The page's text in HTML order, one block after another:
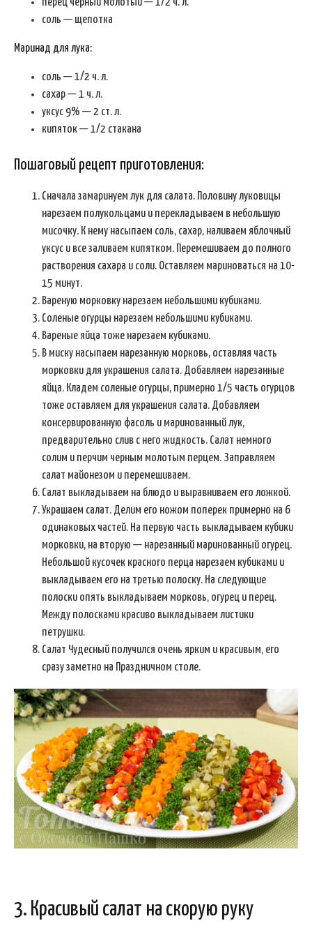
перец черный молотый — 1/2 ч. л.
соль — щепотка
Маринад для лука:
соль — 1/2 ч. л.
сахар — 1 ч. л.
уксус 9% — 2 ст. л.
кипяток — 1/2 стакана
Пошаговый рецепт приготовления:
Сначала замаринуем лук для салата. Половину луковицы
нарезаем полукольцами и перекладываем в небольшую
мисочку. К нему насыпаем соль, сахар, наливаем яблочный
уксус и все заливаем кипятком. Перемешиваем до полного
растворения сахара и соли. Оставляем мариноваться на 10-
15 минут.
Вареную морковку нарезаем небольшими кубиками.
Соленые огурцы нарезаем небольшими кубиками.
Вареные яйца тоже нарезаем кубиками.
В миску насыпаем нарезанную морковь, оставляя часть
морковки для украшения салата. Добавляем нарезанные
яйца. Кладем соленые огурцы, примерно 1/5 часть огурцов
тоже оставляем для украшения салата. Добавляем
консервированную фасоль и маринованный лук,
предварительно слив с него жидкость. Салат немного
солим и перчим черным молотым перцем. Заправляем
салат майонезом и перемешиваем.
Салат выкладываем на блюдо и выравниваем его ложкой.
Украшаем салат. Делим его ножом поперек примерно на 6
одинаковых частей. На первую часть выкладываем кубики
морковки, на вторую — нарезанный маринованный огурец.
Небольшой кусочек красного перца нарезаем кубиками и
выкладываем его на третью полоску. На следующие
полоски опять выкладываем морковь, огурец и перец.
Между полосками красиво выкладываем листики
петрушки.
Салат Чудесный получился очень ярким и красивым, его
сразу заметно на Праздничном столе.
3. Красивый салат на скорую руку